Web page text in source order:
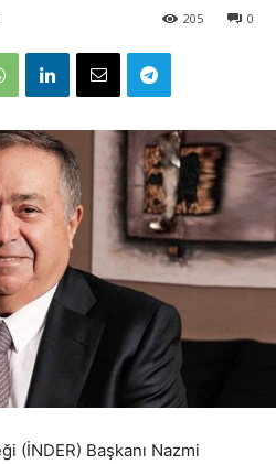
0
205
(İNDER) Başkanı Nazmi